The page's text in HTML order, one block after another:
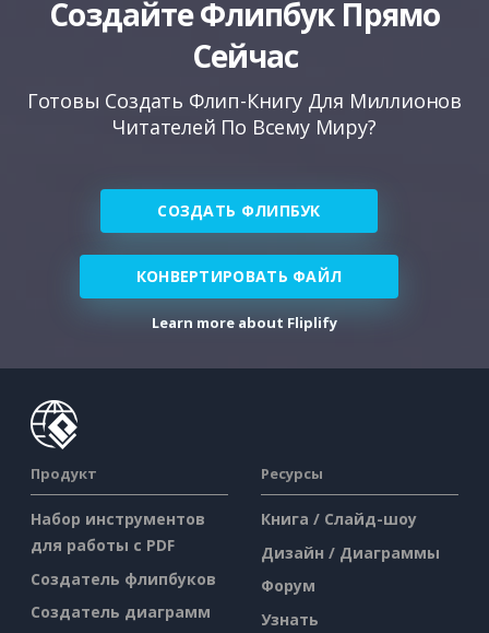
Создайте Флипбук Прямо
Сейчас
Готовы Создать Флип-Книгу Для Миллионов
Читателей По Всему Миру?
СОЗДАТЬ ФЛИПБУК
КОНВЕРТИРОВАТЬ ФАЙЛ
Learn more about Fliplify
Продукт
Набор инструментов
для работы с PDF
Создатель флипбуков
Создатель диаграмм
Ресурсы
Книга / Слайд-шоу
Дизайн / Диаграммы
Форум
Узнать